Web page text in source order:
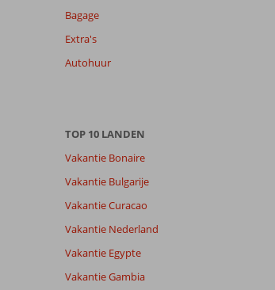
info
over
onze
beoordelingen.
Totale score
Gebaseerd op:
beoordelingen
8,3
Zeer goed
Bagage
Extra's
Autohuur
TOP 10 LANDEN
Vakantie Bonaire
Vakantie Bulgarije
Vakantie Curacao
Vakantie Nederland
Vakantie Egypte
Vakantie Gambia